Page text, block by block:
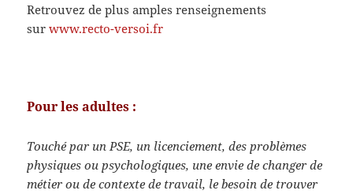
Retrouvez de plus amples renseignements
surwww.recto-versoi.fr
Pour les adultes :
Touché par un PSE, un licenciement, des problèmes
physiques ou psychologiques, une envie de changer de
métier ou de contexte de travail, le besoin de trouver